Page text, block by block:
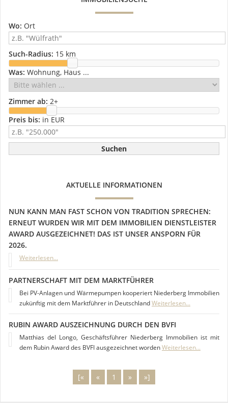
Wo: Ort
Such-Radius: 15 km
Was: Wohnung, Haus ...
Zimmer ab: 2+
Preis bis: in EUR
AKTUELLE INFORMATIONEN
NUN KANN MAN FAST SCHON VON TRADITION SPRECHEN:
ERNEUT WURDEN WIR MIT DEM IMMOBILIEN DIENSTLEISTER
AWARD AUSGEZEICHNET! DAS IST UNSER ANSPORN FÜR
2026.
Weiterlesen...
PARTNERSCHAFT MIT DEM MARKTFÜHRER
Bei PV-Anlagen und Wärmepumpen kooperiert Niederberg Immobilien
zukünftig mit dem Marktführer in DeutschlandWeiterlesen...
RUBIN AWARD AUSZEICHNUNG DURCH DEN BVFI
Matthias del Longo, Geschäftsführer Niederberg Immobilien ist mit
dem Rubin Award des BVFI ausgezeichnet wordenWeiterlesen...
[« « 1 » »]